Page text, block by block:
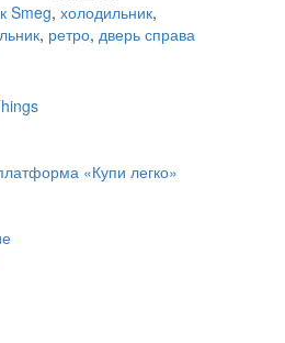
Smeg, холодильник,
, ретро, дверь справа
«Купи легко»